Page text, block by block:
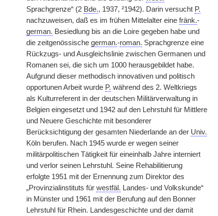
Sprachgrenze“ (2 Bde., 1937, ²1942). Darin versucht P.
nachzuweisen, daß es im frühen Mittelalter eine fränk.-
german. Besiedlung bis an die Loire gegeben habe und
die zeitgenössische german.-roman. Sprachgrenze eine
Rückzugs- und Ausgleichslinie zwischen Germanen und
Romanen sei, die sich um 1000 herausgebildet habe.
Aufgrund dieser methodisch innovativen und politisch
opportunen Arbeit wurde P. während des 2. Weltkriegs
als Kulturreferent in der deutschen Militärverwaltung in
Belgien eingesetzt und 1942 auf den Lehrstuhl für Mittlere
und Neuere Geschichte mit besonderer
Berücksichtigung der gesamten Niederlande an der Univ.
Köln berufen. Nach 1945 wurde er wegen seiner
militärpolitischen Tätigkeit für eineinhalb Jahre interniert
und verlor seinen Lehrstuhl. Seine Rehabilitierung
erfolgte 1951 mit der Ernennung zum Direktor des
„Provinzialinstituts für westfäl. Landes- und Volkskunde“
in Münster und 1961 mit der Berufung auf den Bonner
Lehrstuhl für Rhein. Landesgeschichte und der damit